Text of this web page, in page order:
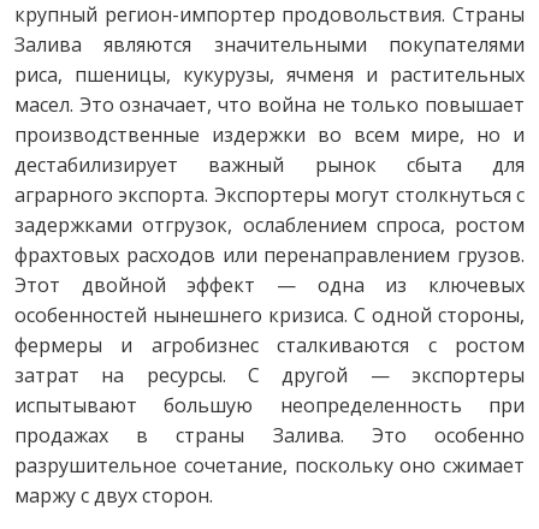
крупный регион-импортер продовольствия. Страны
Залива являются значительными покупателями
риса, пшеницы, кукурузы, ячменя и растительных
масел. Это означает, что война не только повышает
производственные издержки во всем мире, но и
дестабилизирует важный рынок сбыта для
аграрного экспорта. Экспортеры могут столкнуться с
задержками отгрузок, ослаблением спроса, ростом
фрахтовых расходов или перенаправлением грузов.
Этот двойной эффект — одна из ключевых
особенностей нынешнего кризиса. С одной стороны,
фермеры и агробизнес сталкиваются с ростом
затрат на ресурсы. С другой — экспортеры
испытывают большую неопределенность при
продажах в страны Залива. Это особенно
разрушительное сочетание, поскольку оно сжимает
маржу с двух сторон.